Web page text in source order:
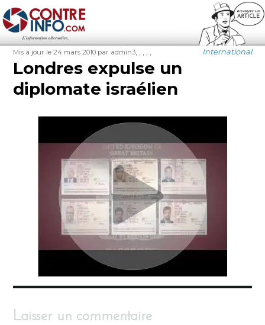
Contre-Info
Publié
le
Mis à jour le 24 mars 2010 Auteur
par admin3 Catégories
International
Étiquettes
Londres expulse un
diplomate israélien
Laisser un commentaire